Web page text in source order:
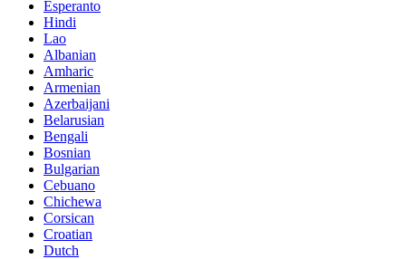
Esperanto
Hindi
Lao
Albanian
Amharic
Armenian
Azerbaijani
Belarusian
Bengali
Bosnian
Bulgarian
Cebuano
Chichewa
Corsican
Croatian
Dutch